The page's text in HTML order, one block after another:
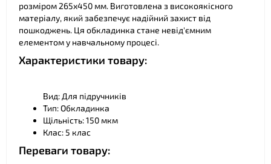
розміром 265х450 мм. Виготовлена з високоякісного
матеріалу, який забезпечує надійний захист від
пошкоджень. Ця обкладинка стане невід'ємним
елементом у навчальному процесі.
Характеристики товару:
Вид: Для підручників
Тип: Обкладинка
Щільність: 150 мкм
Клас: 5 клас
Переваги товару:
❤
❤